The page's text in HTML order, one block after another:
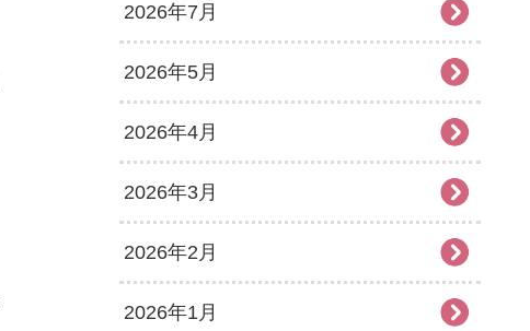
2026年7月
2026年5月
2026年4月
2026年3月
2026年2月
2026年1月